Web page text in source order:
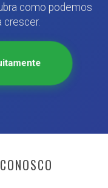
como podemos
crescer.